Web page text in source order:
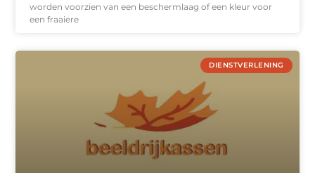
worden voorzien van een beschermlaag of een kleur voor
een fraaiere
DIENSTVERLENING